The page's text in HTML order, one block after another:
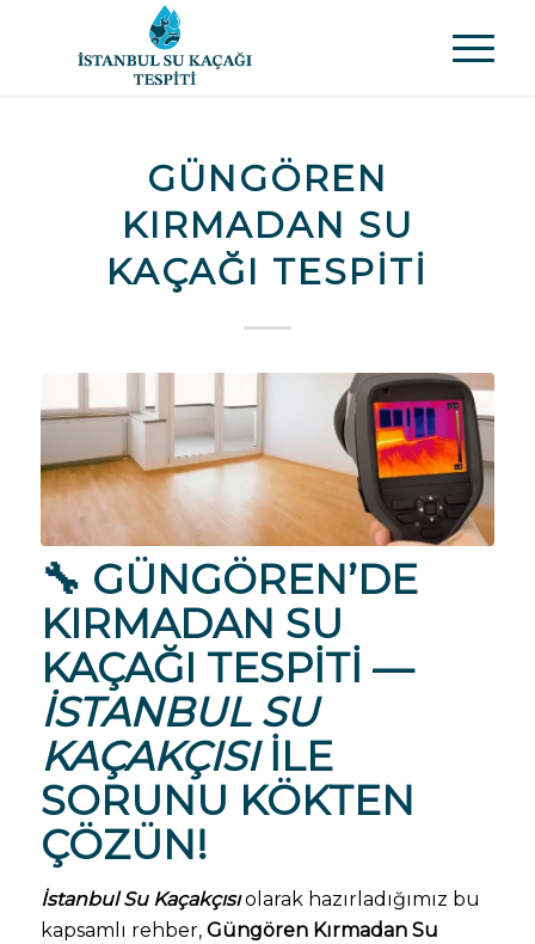
GÜNGÖREN
KIRMADAN SU
KAÇAĞI TESPITI
🔧 GÜNGÖREN’DE
KIRMADAN SU
KAÇAĞI TESPITI —
İSTANBUL SU
KAÇAKÇISIILE
SORUNU KÖKTEN
ÇÖZÜN!
İstanbul Su Kaçakçısıolarak hazırladığımız bu
kapsamlı rehber, Güngören Kırmadan Su